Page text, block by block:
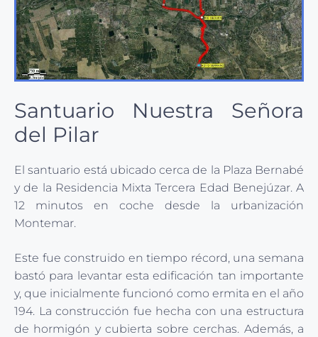
Santuario Nuestra Señora
del Pilar
El santuario está ubicado cerca de la Plaza Bernabé
y de la Residencia Mixta Tercera Edad Benejúzar. A
12 minutos en coche desde la urbanización
Montemar.
Este fue construido en tiempo récord, una semana
bastó para levantar esta edificación tan importante
y, que inicialmente funcionó como ermita en el año
194. La construcción fue hecha con una estructura
de hormigón y cubierta sobre cerchas. Además, a